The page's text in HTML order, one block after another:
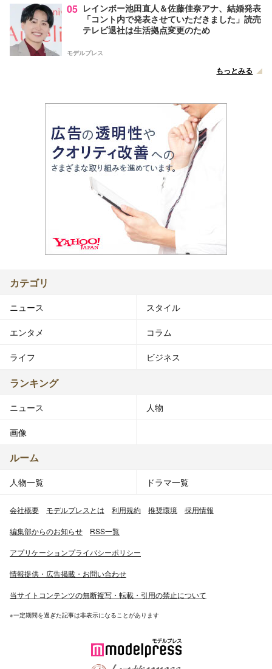
05 レインボー池田直人＆佐藤佳奈アナ、結婚発表
「コント内で発表させていただきました」読売
テレビ退社は生活拠点変更のため
モデルプレス
もっとみる
カテゴリ
ニュース スタイル
エンタメ コラム
ライフ ビジネス
ランキング
ニュース 人物
画像
ルーム
人物一覧 ドラマ一覧
会社概要 モデルプレスとは 利用規約 推奨環境 採用情報
編集部からのお知らせ RSS一覧
アプリケーションプライバシーポリシー
情報提供・広告掲載・お問い合わせ
当サイトコンテンツの無断複写・転載・引用の禁止について
※一定期間を過ぎた記事は非表示になることがあります